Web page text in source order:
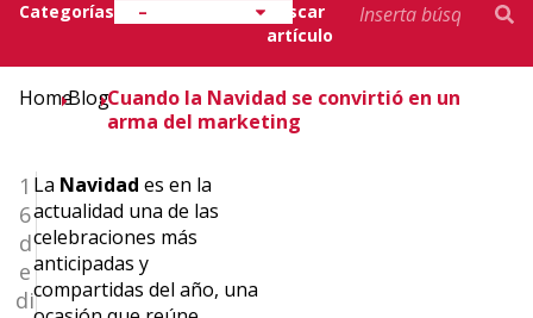
Categorías –
Buscar
artículo
HomeBlogCuando la Navidad se convirtió en un
arma del marketing
1
6
d
e
di
La Navidad es en la
actualidad una de las
celebraciones más
anticipadas y
compartidas del año, una